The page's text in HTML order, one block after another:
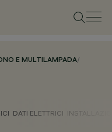
E MULTILAMPADA/
DATI ELETTRICI